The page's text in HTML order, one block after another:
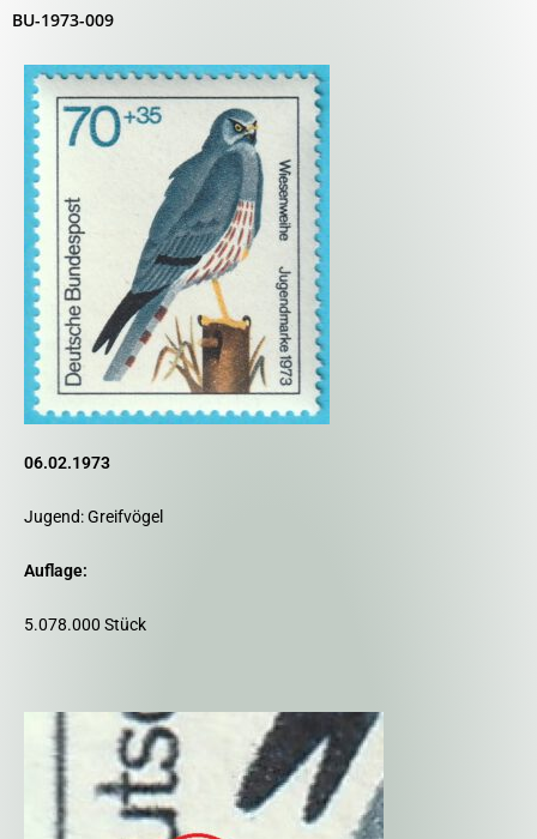
BU-1973-009
06.02.1973
Jugend: Greifvögel
Auflage:
5.078.000 Stück